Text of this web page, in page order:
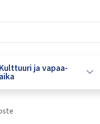
alasvetovalikkoa
Kulttuuri ja vapaa-
aika